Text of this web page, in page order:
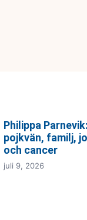
Philippa
pojkvän, familj,
och cancer
juli 9, 2026